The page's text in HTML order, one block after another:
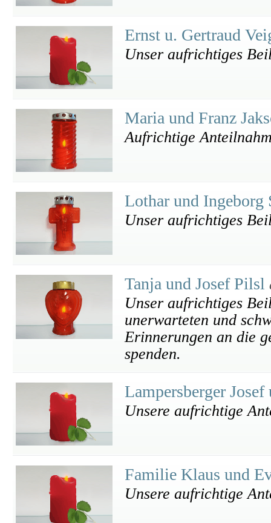
Ernst u. Gertraud
Unser aufrichtiges
Maria und Franz
Aufrichtige
Lothar und Ingeborg
Unser aufrichtiges
Tanja und Josef Pilsl
Unser aufrichtiges
unerwarteten und
Erinnerungen an die
spenden.
Lampersberger
Unsere aufrichtige
Familie Klaus und
Unsere aufrichtige